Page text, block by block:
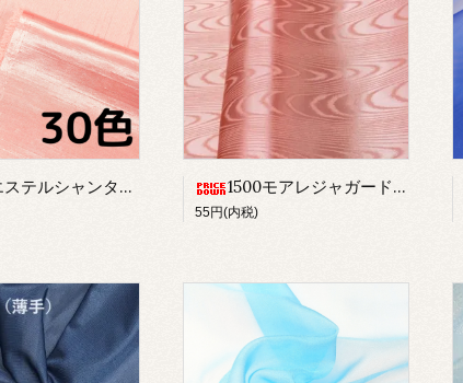
330ポリエステルシャンタン 1500モアレジャガード【在庫限り】
55円(内税)